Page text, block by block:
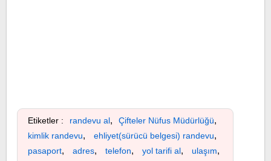
Etiketler : randevu al, Çifteler Nüfus Müdürlüğü,
kimlik randevu, ehliyet(sürücü belgesi) randevu,
pasaport, adres, telefon, yol tarifi al, ulaşım,